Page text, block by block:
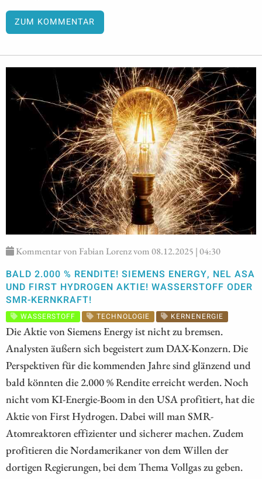
ZUM KOMMENTAR
Kommentar von Fabian Lorenz vom 08.12.2025 | 04:30
BALD 2.000 % RENDITE! SIEMENS ENERGY, NEL ASA
UND FIRST HYDROGEN AKTIE! WASSERSTOFF ODER
SMR-KERNKRAFT!
WASSERSTOFF TECHNOLOGIE KERNENERGIE
Die Aktie von Siemens Energy ist nicht zu bremsen.
Analysten äußern sich begeistert zum DAX-Konzern. Die
Perspektiven für die kommenden Jahre sind glänzend und
bald könnten die 2.000 % Rendite erreicht werden. Noch
nicht vom KI-Energie-Boom in den USA profitiert, hat die
Aktie von First Hydrogen. Dabei will man SMR-
Atomreaktoren effizienter und sicherer machen. Zudem
profitieren die Nordamerikaner von dem Willen der
dortigen Regierungen, bei dem Thema Vollgas zu geben.